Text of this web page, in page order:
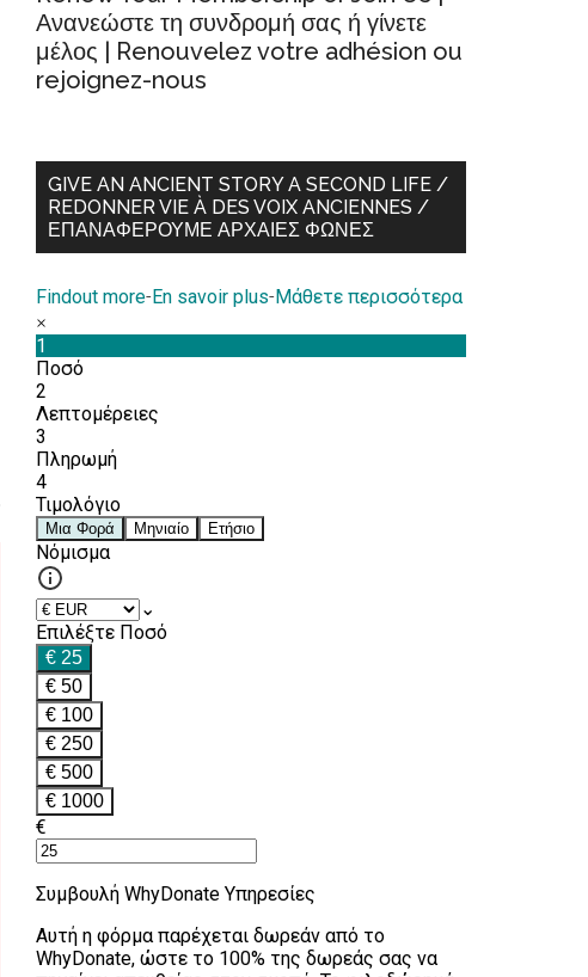
Ανανεώστε τη συνδρομή σας ή γίνετε
μέλος | Renouvelez votre adhésion ou
rejoignez-nous
GIVE AN ANCIENT STORY A SECOND LIFE /
REDONNER VIE À DES VOIX ANCIENNES /
ΕΠΑΝΑΦΈΡΟΥΜΕ ΑΡΧΑΊΕΣ ΦΩΝΈΣ
Findout more-En savoir plus-Μάθετε περισσότερα